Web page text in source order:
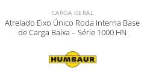
CARGA GERAL
Atrelado Eixo Único Roda Interna Base
de Carga Baixa – Série 1000 HN